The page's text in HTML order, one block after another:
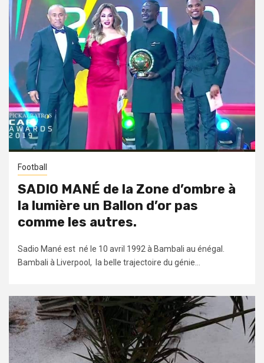
Football
SADIO MANÉ de la Zone d’ombre à
la lumière un Ballon d’or pas
comme les autres.
Sadio Mané est né le 10 avril 1992 à Bambali au énégal.
Bambali à Liverpool, la belle trajectoire du génie...